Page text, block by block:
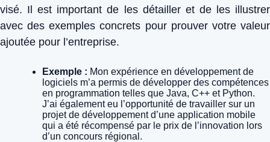
visé. Il est important de les détailler et de les illustrer
avec des exemples concrets pour prouver votre valeur
ajoutée pour l’entreprise.
Exemple : Mon expérience en développement de
logiciels m’a permis de développer des compétences
en programmation telles que Java, C++ et Python.
J’ai également eu l’opportunité de travailler sur un
projet de développement d’une application mobile
qui a été récompensé par le prix de l’innovation lors
d’un concours régional.